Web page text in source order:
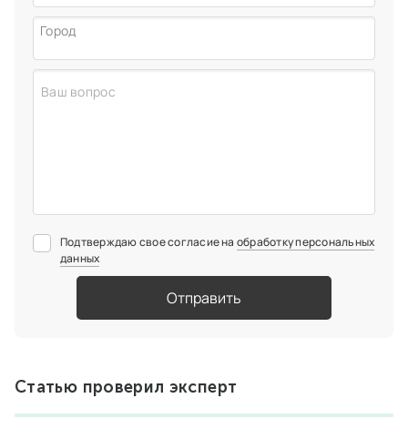
Город
Подтверждаю свое согласие на обработку персональных
данных
Отправить
Статью проверил эксперт